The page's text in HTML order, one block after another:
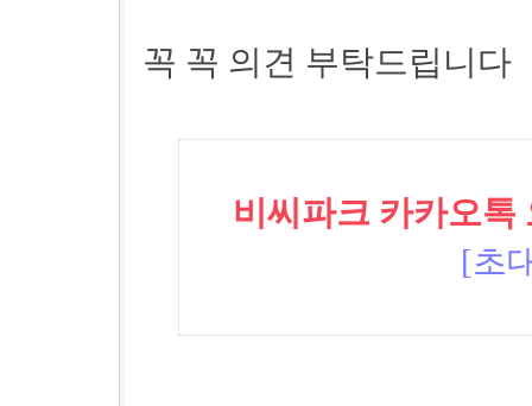
꼭 꼭 의견 부탁드립니다
비씨파크 카카오톡
[초